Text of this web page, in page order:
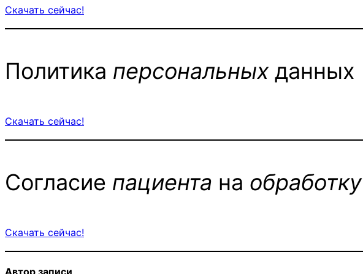
Скачать сейчас!
Политика персональныхданных
Скачать сейчас!
Согласие пациента на обработку
Скачать сейчас!